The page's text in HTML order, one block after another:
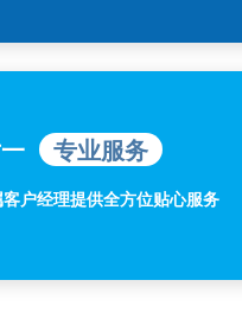
专业服务
户经理提供全方位贴心服务